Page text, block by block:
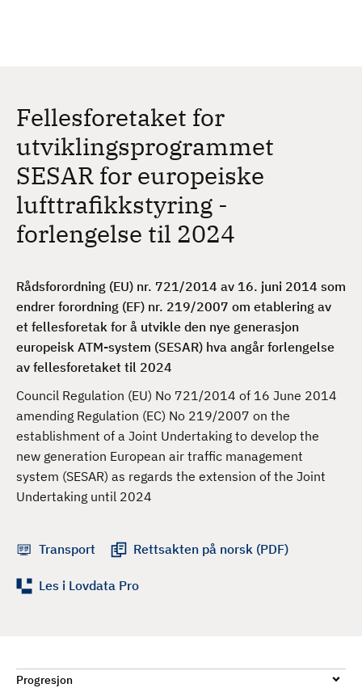
Fellesforetaket for
utviklingsprogrammet
SESAR for europeiske
lufttrafikkstyring -
forlengelse til 2024
Rådsforordning (EU) nr. 721/2014 av 16. juni 2014 som
endrer forordning (EF) nr. 219/2007 om etablering av
et fellesforetak for å utvikle den nye generasjon
europeisk ATM-system (SESAR) hva angår forlengelse
av fellesforetaket til 2024
Council Regulation (EU) No 721/2014 of 16 June 2014
amending Regulation (EC) No 219/2007 on the
establishment of a Joint Undertaking to develop the
new generation European air traffic management
system (SESAR) as regards the extension of the Joint
Undertaking until 2024
Transport Rettsakten på norsk (PDF)
Les i Lovdata Pro
Progresjon